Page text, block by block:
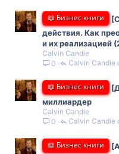
📖 Бизнес книги
действия. Как
и их реализацией
Calvin Candie
0
Calvin Candie
📖 Бизнес книги
миллиардер
Calvin Candie
0
Calvin Candie
📖 Бизнес книги